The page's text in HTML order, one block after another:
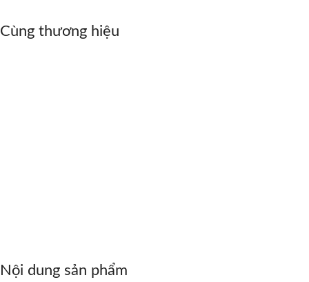
Cùng thương hiệu
Nội dung sản phẩm